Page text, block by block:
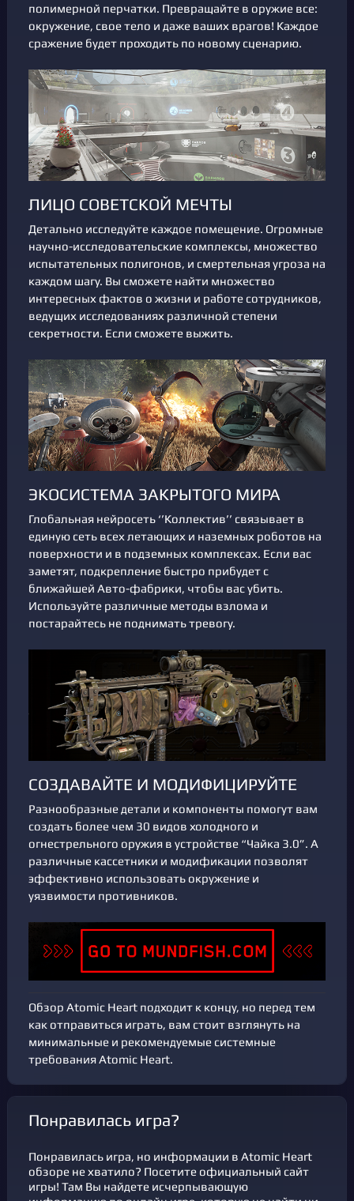
полимерной перчатки. Превращайте в оружие все:
окружение, свое тело и даже ваших врагов! Каждое
сражение будет проходить по новому сценарию.
ЛИЦО СОВЕТСКОЙ МЕЧТЫ
Детально исследуйте каждое помещение. Огромные
научно-исследовательские комплексы, множество
испытательных полигонов, и смертельная угроза на
каждом шагу. Вы сможете найти множество
интересных фактов о жизни и работе сотрудников,
ведущих исследованиях различной степени
секретности. Если сможете выжить.
ЭКОСИСТЕМА ЗАКРЫТОГО МИРА
Глобальная нейросеть ‘’Коллектив’’ связывает в
единую сеть всех летающих и наземных роботов на
поверхности и в подземных комплексах. Если вас
заметят, подкрепление быстро прибудет с
ближайшей Авто-фабрики, чтобы вас убить.
Используйте различные методы взлома и
постарайтесь не поднимать тревогу.
СОЗДАВАЙТЕ И МОДИФИЦИРУЙТЕ
Разнообразные детали и компоненты помогут вам
создать более чем 30 видов холодного и
огнестрельного оружия в устройстве “Чайка 3.0”. А
различные кассетники и модификации позволят
эффективно использовать окружение и
уязвимости противников.
Обзор Atomic Heart подходит к концу, но перед тем
как отправиться играть, вам стоит взглянуть на
минимальные и рекомендуемые системные
требования Atomic Heart.
Понравилась игра?
Понравилась игра, но информации в Atomic Heart
обзоре не хватило? Посетите официальный сайт
игры! Там Вы найдете исчерпывающую